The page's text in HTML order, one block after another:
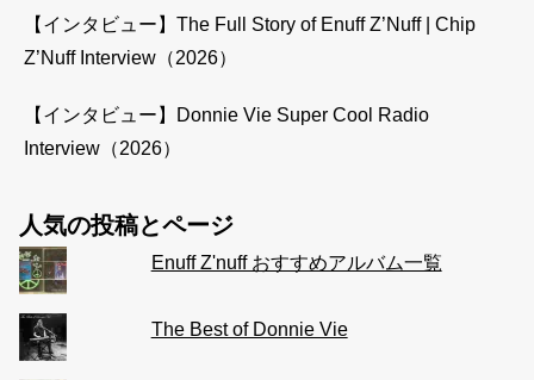
【インタビュー】The Full Story of Enuff Z’Nuff | Chip
Z’Nuff Interview（2026）
【インタビュー】Donnie Vie Super Cool Radio
Interview（2026）
人気の投稿とページ
Enuff Z'nuff おすすめアルバム一覧
The Best of Donnie Vie